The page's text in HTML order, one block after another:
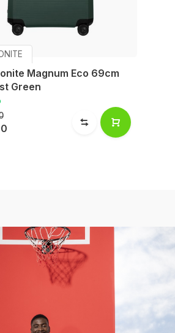
Magnum Eco 69cm
Green